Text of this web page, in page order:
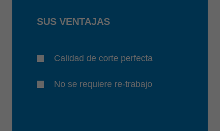
SUS VENTAJAS
Calidad de corte perfecta
No se requiere re-trabajo